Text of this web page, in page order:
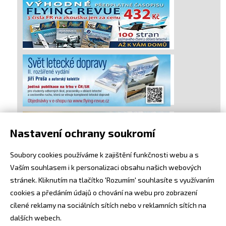
Nastavení ochrany soukromí
Soubory cookies používáme k zajištění funkčnosti webu a s
Vaším souhlasem i k personalizaci obsahu našich webových
stránek. Kliknutím na tlačítko 'Rozumím' souhlasíte s využívaním
cookies a předáním údajů o chování na webu pro zobrazení
cílené reklamy na sociálních sítích nebo v reklamních sítích na
dalších webech.